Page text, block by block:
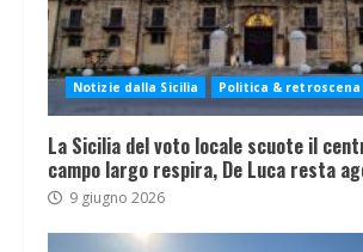
Notizie dalla Sicilia Politica & retroscena
La Sicilia del voto locale scuote il
campo largo respira, De Luca resta
9 giugno 2026